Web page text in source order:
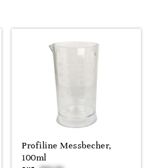
Profiline Messbecher,
100ml